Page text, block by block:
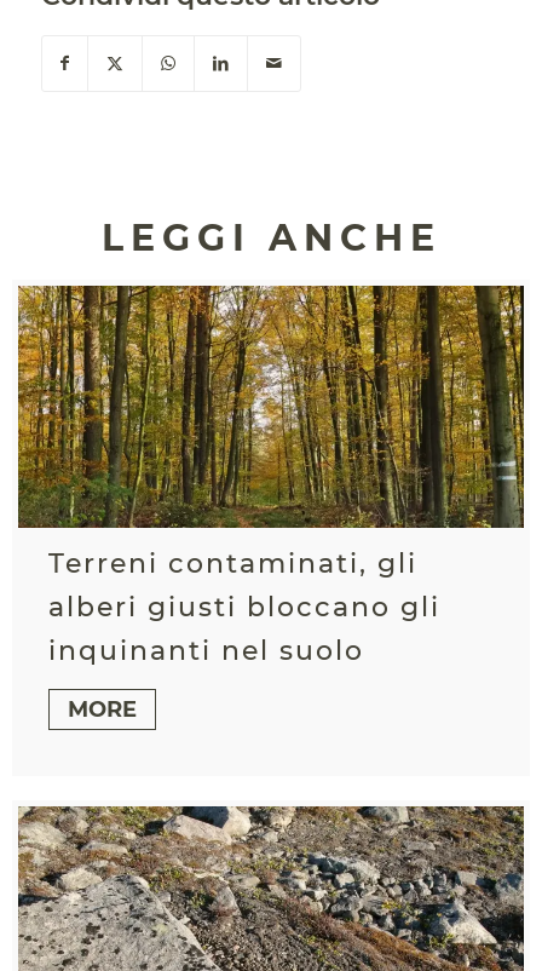
LEGGI ANCHE
Terreni contaminati, gli
alberi giusti bloccano gli
inquinanti nel suolo
MORE